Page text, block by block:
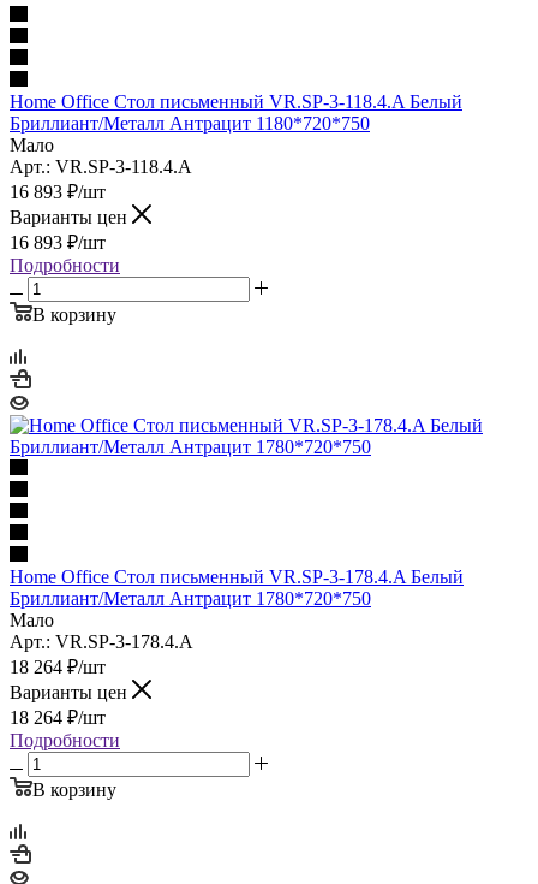
Home Office Стол письменный VR.SP-3-118.4.A Белый
Бриллиант/Металл Антрацит 1180*720*750
Мало
Арт.: VR.SP-3-118.4.A
16 893 ₽/шт
Варианты цен
16 893 ₽/шт
Подробности
В корзину
Home Office Стол письменный VR.SP-3-178.4.A Белый
Бриллиант/Металл Антрацит 1780*720*750
Мало
Арт.: VR.SP-3-178.4.A
18 264 ₽/шт
Варианты цен
18 264 ₽/шт
Подробности
В корзину